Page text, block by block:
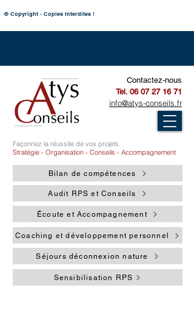
Contactez-nous
Tel. 06 07 27 16 71
info@atys-conseils.fr
Façonnez la réussite de vos projets.
Stratégie - Organisation - Conseils - Accompagnement
© Copyright - Copies Interdites !
Sensibilisation RPS
Bilan de compétences
Audit RPS et Conseils
Écoute et Accompagnement
Coaching et développement personnel
Séjours déconnexion nature